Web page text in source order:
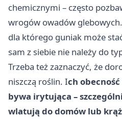
chemicznymi – często
wrogów owadów
dla którego guniak może
sam z siebie nie należy do
Trzeba też zaznaczyć, że
niszczą roślin. Ich
bywa irytująca –
wlatują do domów lub